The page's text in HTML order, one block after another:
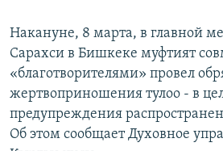
Накануне, 8 марта, в главной
Сарахси в Бишкеке муфтият
«благотворителями» провел
жертвоприношения тулоо - в
предупреждения
Об этом сообщает Духовное